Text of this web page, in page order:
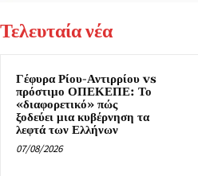
Τελευταία νέα
Γέφυρα Ρίου-Αντιρρίου vs
πρόστιμο ΟΠΕΚΕΠΕ: Το
«διαφορετικό» πώς
ξοδεύει μια κυβέρνηση τα
λεφτά των Ελλήνων
07/08/2026